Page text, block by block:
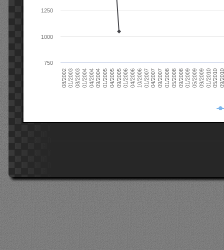
08/200201/200308/200301/200404/200409/200401/200504/200509/200501/200604/200610/200601/200704/200709/200701/200805/200809/200801/200905/200909/200901/201005/201009/
750
1000
1250